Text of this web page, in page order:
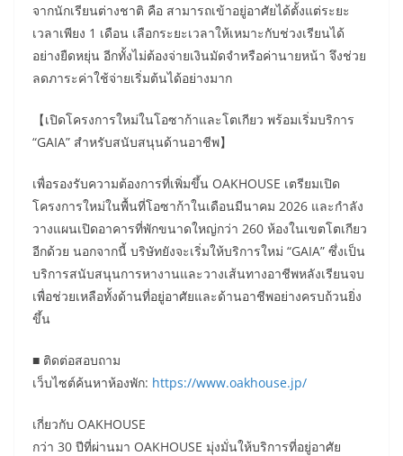
จากนักเรียนต่างชาติ คือ สามารถเข้าอยู่อาศัยได้ตั้งแต่ระยะ
เวลาเพียง 1 เดือน เลือกระยะเวลาให้เหมาะกับช่วงเรียนได้
อย่างยืดหยุ่น อีกทั้งไม่ต้องจ่ายเงินมัดจำหรือค่านายหน้า จึงช่วย
ลดภาระค่าใช้จ่ายเริ่มต้นได้อย่างมาก
【เปิดโครงการใหม่ในโอซาก้าและโตเกียว พร้อมเริ่มบริการ
“GAIA” สำหรับสนับสนุนด้านอาชีพ】
เพื่อรองรับความต้องการที่เพิ่มขึ้น OAKHOUSE เตรียมเปิด
โครงการใหม่ในพื้นที่โอซาก้าในเดือนมีนาคม 2026 และกำลัง
วางแผนเปิดอาคารที่พักขนาดใหญ่กว่า 260 ห้องในเขตโตเกียว
อีกด้วย นอกจากนี้ บริษัทยังจะเริ่มให้บริการใหม่ “GAIA” ซึ่งเป็น
บริการสนับสนุนการหางานและวางเส้นทางอาชีพหลังเรียนจบ
เพื่อช่วยเหลือทั้งด้านที่อยู่อาศัยและด้านอาชีพอย่างครบถ้วนยิ่ง
ขึ้น
■ ติดต่อสอบถาม
เว็บไซต์ค้นหาห้องพัก: https://www.oakhouse.jp/
เกี่ยวกับ OAKHOUSE
กว่า 30 ปีที่ผ่านมา OAKHOUSE มุ่งมั่นให้บริการที่อยู่อาศัย